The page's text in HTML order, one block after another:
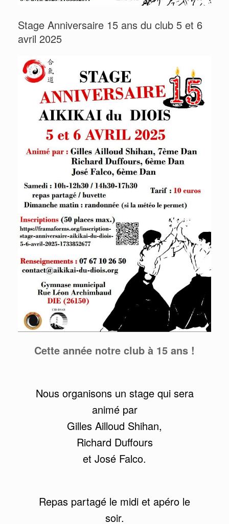
Stage Anniversaire 15 ans du club 5 et 6
avril 2025
Cette année notre club à 15 ans !
Nous organisons un stage qui sera
animé par
Gilles Ailloud Shihan,
Richard Duffours
et José Falco.
Repas partagé le midi et apéro le
soir.